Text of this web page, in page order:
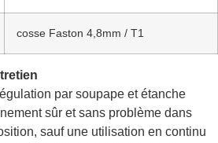
cosse Faston 4,8mm / T1
par soupape et étanche
sûr et sans problème dans
sauf une utilisation en continu